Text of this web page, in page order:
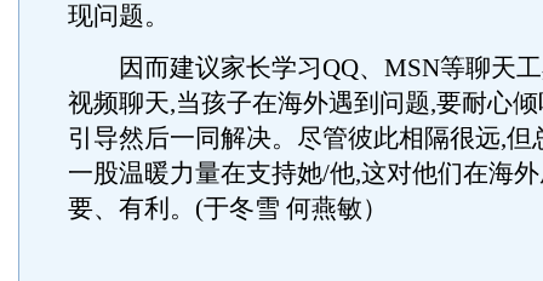
现问题。
因而建议家长学习QQ、MSN等聊天工
视频聊天,当孩子在海外遇到问题,要耐心
引导然后一同解决。尽管彼此相隔很远,但
一股温暖力量在支持她/他,这对他们在海
要、有利。(于冬雪 何燕敏）